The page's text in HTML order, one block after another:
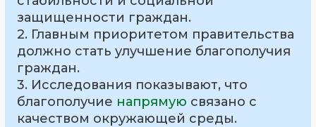
защищенности граждан.
2. Главным приоритетом правительства
должно стать улучшение благополучия
граждан.
3. Исследования показывают, что
благополучие напрямую связано с
качеством окружающей среды.